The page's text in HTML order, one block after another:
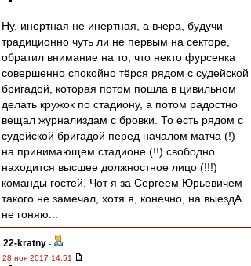
Ну, инертная не инертная, а вчера, будучи
традиционно чуть ли не первым на секторе,
обратил внимание на то, что некто фурсенка
совершенно спокойно тёрся рядом с судейской
бригадой, которая потом пошла в цивильном
делать кружок по стадиону, а потом радостно
вещал журнализдам с бровки. То есть рядом с
судейской бригадой перед началом матча (!)
на принимающем стадионе (!!) свободно
находится высшее должностное лицо (!!!)
команды гостей. Чот я за Сергеем Юрьевичем
такого не замечал, хотя я, конечно, на выездА
не гоняю...
22-kratny -
28 ноя 2017 14:51